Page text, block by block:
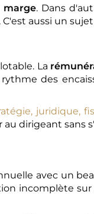
marge. Dans
aussi un
La
des
juridique,
dirigeant sans
avec un
incomplète